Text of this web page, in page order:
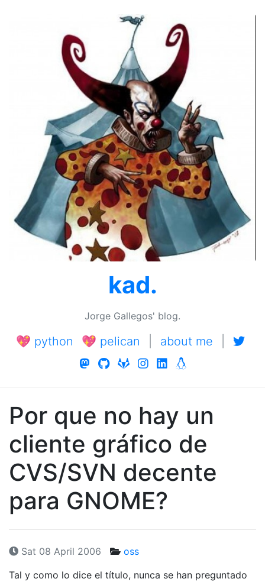
kad.
Jorge Gallegos' blog.
💖 python 💖 pelican about me
Por que no hay un
cliente gráfico de
CVS/SVN decente
para GNOME?
Sat 08 April 2006
oss
Tal y como lo dice el tí­tulo, nunca se han preguntado